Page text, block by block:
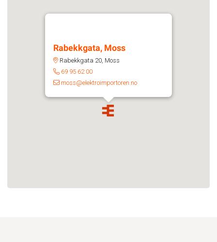
Rabekkgata, Moss
Rabekkgata 20, Moss
69 95 62 00
moss@elektroimportoren.no